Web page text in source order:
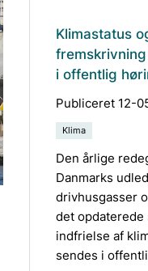
Klimastatus
i offentlig
Publiceret 12-
Klima
Den årlige
Danmarks
drivhusgasser
det opdaterede
indfrielse af
sendes i